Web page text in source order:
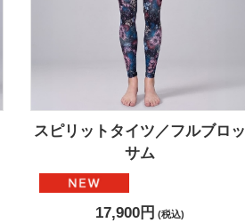
スピリットタイツ／フルブロッ
サム
17,900円 (税込)